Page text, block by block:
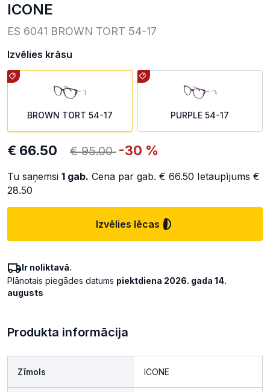
ICONE
ES 6041 BROWN TORT 54-17
Izvēlies krāsu
BROWN TORT 54-17 PURPLE 54-17
€ 66.50 € 95.00 -30 %
Tu saņemsi 1 gab. Cena par gab. € 66.50 Ietaupījums €
28.50
Izvēlies lēcas
Ir noliktavā.
Plānotais piegādes datums piektdiena 2026. gada 14.
augusts
Produkta informācija
Zīmols ICONE